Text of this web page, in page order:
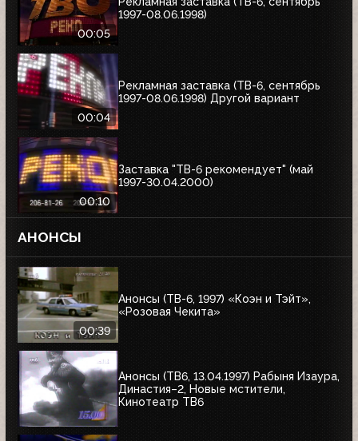
00:05
1997-08.06.1998)
00:04
Рекламная заставка (ТВ-6, сентябрь
1997-08.06.1998) Другой вариант
00:10
Заставка "ТВ-6 рекомендует" (май
1997-30.04.2000)
АНОНСЫ
00:39
Анонсы (ТВ-6, 1997) «Коэн и Тэйт»,
«Розовая Чекита»
Анонсы (ТВ6, 13.04.1997) Рабыня Изаура,
Династия–2, Новые мстители,
Кинотеатр ТВ6